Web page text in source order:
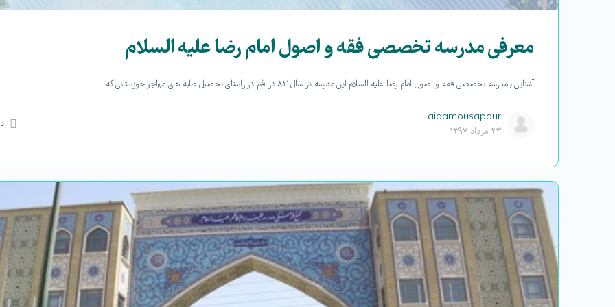
معرفی مدرسه تخصصی فقه و اصول امام رضا علیه السلام
آشنایی با مدرسه تخصصی فقه و اصول امام رضا علیه السلام این مدرسه در سال ۸۳ در قم در راستای تحصیل طلبه های مهاجر خوزستانی که…
aidamousapour
۲۳ مرداد ۱۳۹۷